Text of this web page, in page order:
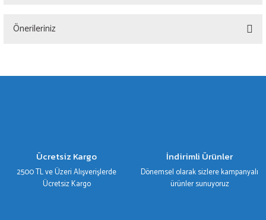
Önerileriniz
gördüğünüz noktaları öneri formunu kullanarak tarafımıza iletebilirsiniz.
Ürün fiyatı diğer sitelerden daha pahalı.
Bu ürüne benzer farklı alternatifler olmalı.
Ücretsiz Kargo
2500 TL ve Üzeri Alışverişlerde
Ücretsiz Kargo
İndirimli Ürünler
Dönemsel olarak sizlere kampanyalı
ürünler sunuyoruz